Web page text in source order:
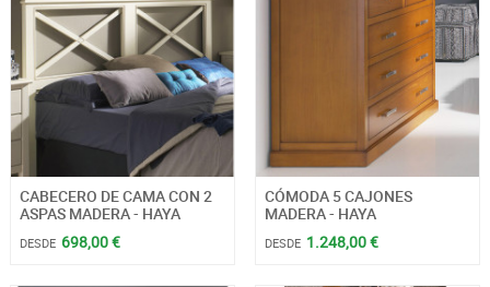
CABECERO DE CAMA CON 2
ASPAS MADERA - HAYA
DESDE 698,00 €
CÓMODA 5 CAJONES
MADERA - HAYA
DESDE 1.248,00 €